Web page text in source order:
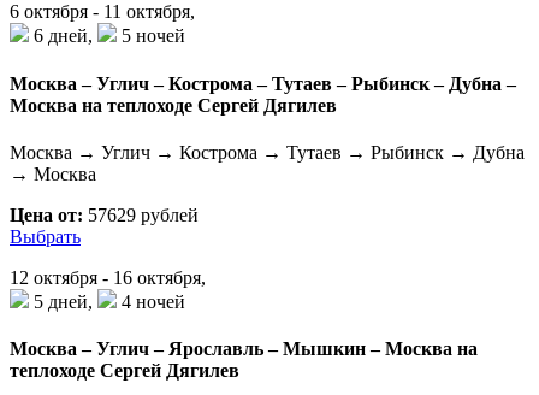
6 октября - 11 октября,
6 дней,
5 ночей
Москва – Углич – Кострома – Тутаев – Рыбинск – Дубна –
Москва на теплоходе Сергей Дягилев
Москва → Углич → Кострома → Тутаев → Рыбинск → Дубна
→ Москва
Цена от: 57629 рублей
Выбрать
12 октября - 16 октября,
5 дней,
4 ночей
Москва – Углич – Ярославль – Мышкин – Москва на
теплоходе Сергей Дягилев